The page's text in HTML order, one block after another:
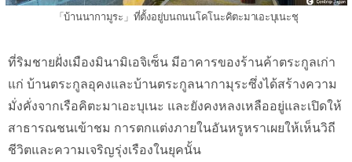
「บ้านนากามูระ」ที่ตั้งอยู่บนถนนโคโนะคิตะมาเอะบุเนะชุ
ที่ริมชายฝั่งเมืองมินามิเอจิเซ็น มีอาคารของร้านค้าตระกูลเก่า
แก่ บ้านตระกูลอุคงและบ้านตระกูลนากามุระซึ่งได้สร้างความ
มั่งคั่งจากเรือคิตะมาเอะบุเนะ และยังคงหลงเหลืออยู่และเปิดให้
สาธารณชนเข้าชม การตกแต่งภายในอันหรูหราเผยให้เห็นวิถี
ชีวิตและความเจริญรุ่งเรืองในยุคนั้น